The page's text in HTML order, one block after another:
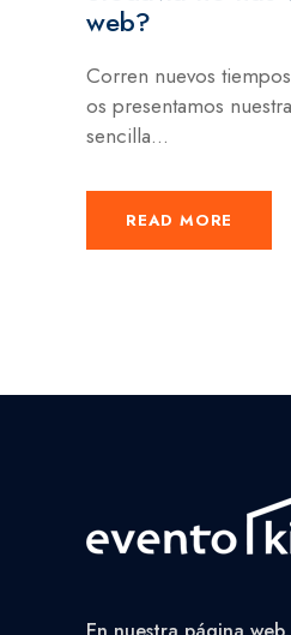
web?
Corren nuevos
os presentamos
sencilla...
READ MORE